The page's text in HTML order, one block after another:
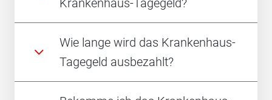
Krankenhaus-Tagegeld?
Wie lange wird das Krankenhaus-
Tagegeld ausbezahlt?